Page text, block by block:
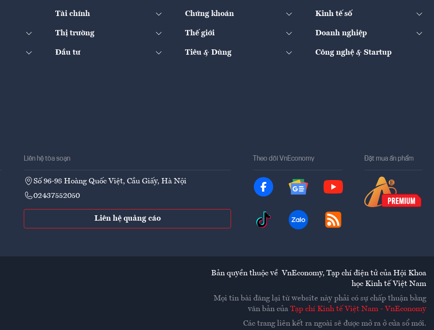
Tài chính Chứng khoán Kinh tế số
Thị trường Thế giới Doanh nghiệp
Đầu tư Tiêu & Dùng Công nghệ & Startup
Liên hệ tòa soạn
Số 96-98 Hoàng Quốc Việt, Cầu Giấy, Hà Nội
02437552050
Liên hệ quảng cáo
Theo dõi VnEconomy Đặt mua ấn phẩm
Bản quyền thuộc về VnEconomy, Tạp chí điện tử của Hội Khoa
học Kinh tế Việt Nam
Mọi tin bài đăng lại từ website này phải có sự chấp thuận bằng
văn bản của Tạp chí Kinh tế Việt Nam - VnEconomy
Các trang liên kết ra ngoài sẽ được mở ra ở cửa sổ mới.